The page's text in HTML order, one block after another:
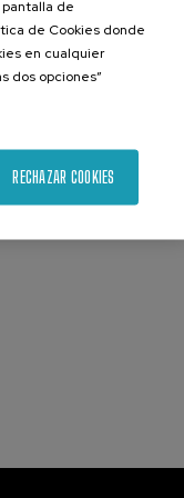
de
de Cookies donde
en cualquier
dos opciones”
RECHAZAR COOKIES